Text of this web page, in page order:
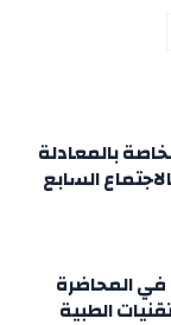
بالمعادلة
السابع
في المحاضرة
الطبية